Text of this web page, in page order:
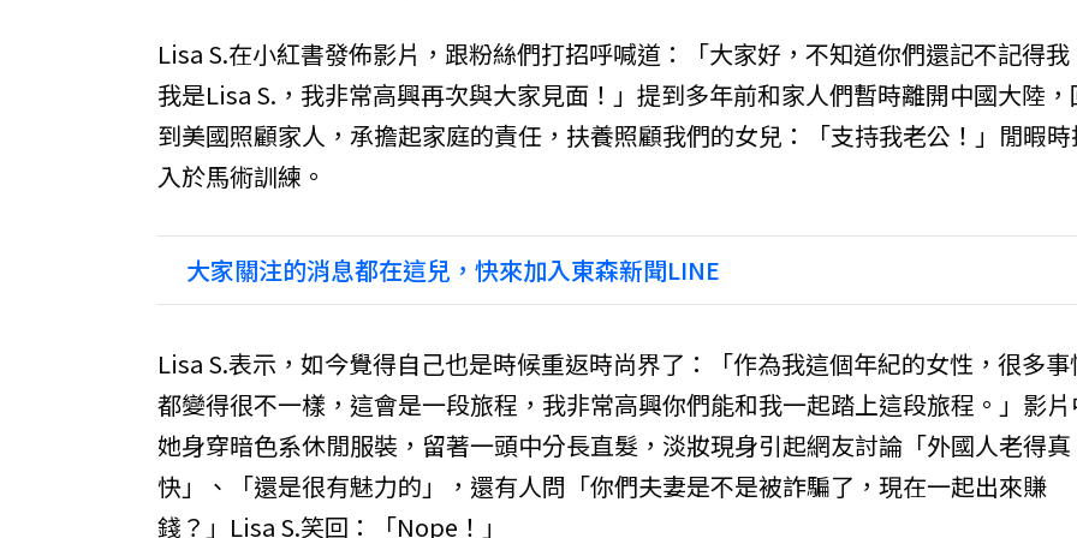
Lisa S.在小紅書發佈影片，跟粉絲們打招呼喊道：「大家好，不知道你們還記不記得我
我是Lisa S.，我非常高興再次與大家見面！」提到多年前和家人們暫時離開中國大陸，
到美國照顧家人，承擔起家庭的責任，扶養照顧我們的女兒：「支持我老公！」閒暇時
入於馬術訓練。
大家關注的消息都在這兒，快來加入東森新聞LINE
Lisa S.表示，如今覺得自己也是時候重返時尚界了：「作為我這個年紀的女性，很多事
都變得很不一樣，這會是一段旅程，我非常高興你們能和我一起踏上這段旅程。」影片
她身穿暗色系休閒服裝，留著一頭中分長直髮，淡妝現身引起網友討論「外國人老得真
快」、「還是很有魅力的」，還有人問「你們夫妻是不是被詐騙了，現在一起出來賺
錢？」Lisa S.笑回：「Nope！」